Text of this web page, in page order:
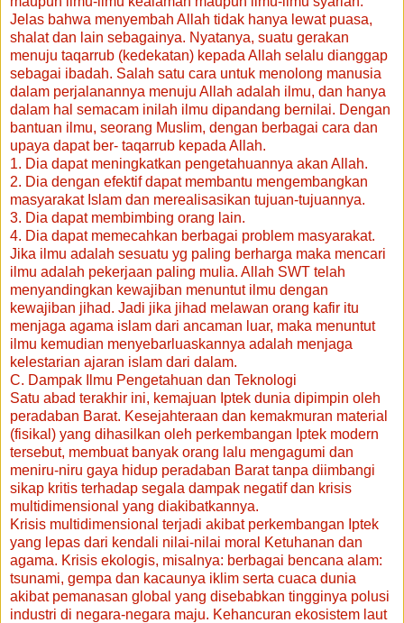
Jelas bahwa menyembah Allah tidak hanya lewat puasa,
shalat dan lain sebagainya. Nyatanya, suatu gerakan
menuju taqarrub (kedekatan) kepada Allah selalu dianggap
sebagai ibadah. Salah satu cara untuk menolong manusia
dalam perjalanannya menuju Allah adalah ilmu, dan hanya
dalam hal semacam inilah ilmu dipandang bernilai. Dengan
bantuan ilmu, seorang Muslim, dengan berbagai cara dan
upaya dapat ber- taqarrub kepada Allah.
1. Dia dapat meningkatkan pengetahuannya akan Allah.
2. Dia dengan efektif dapat membantu mengembangkan
masyarakat Islam dan merealisasikan tujuan-tujuannya.
3. Dia dapat membimbing orang lain.
4. Dia dapat memecahkan berbagai problem masyarakat.
Jika ilmu adalah sesuatu yg paling berharga maka mencari
ilmu adalah pekerjaan paling mulia. Allah SWT telah
menyandingkan kewajiban menuntut ilmu dengan
kewajiban jihad. Jadi jika jihad melawan orang kafir itu
menjaga agama islam dari ancaman luar, maka menuntut
ilmu kemudian menyebarluaskannya adalah menjaga
kelestarian ajaran islam dari dalam.
C. Dampak Ilmu Pengetahuan dan Teknologi
Satu abad terakhir ini, kemajuan Iptek dunia dipimpin oleh
peradaban Barat. Kesejahteraan dan kemakmuran material
(fisikal) yang dihasilkan oleh perkembangan Iptek modern
tersebut, membuat banyak orang lalu mengagumi dan
meniru-niru gaya hidup peradaban Barat tanpa diimbangi
sikap kritis terhadap segala dampak negatif dan krisis
multidimensional yang diakibatkannya.
Krisis multidimensional terjadi akibat perkembangan Iptek
yang lepas dari kendali nilai-nilai moral Ketuhanan dan
agama. Krisis ekologis, misalnya: berbagai bencana alam:
tsunami, gempa dan kacaunya iklim serta cuaca dunia
akibat pemanasan global yang disebabkan tingginya polusi
industri di negara-negara maju. Kehancuran ekosistem laut